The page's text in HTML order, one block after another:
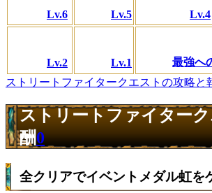
Lv.6 Lv.5 Lv.4
Lv.2 Lv.1
最強へ
ストリートファイタークエストの攻略と
ストリートファイター
酬0
全クリアでイベントメダル虹を